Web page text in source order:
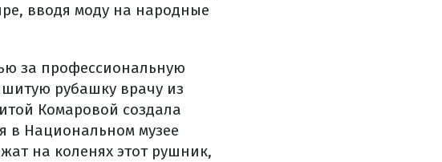
вводя моду на народные
за профессиональную
рубашку врачу из
Комаровой создала
в Национальном музее
на коленях этот рушник,